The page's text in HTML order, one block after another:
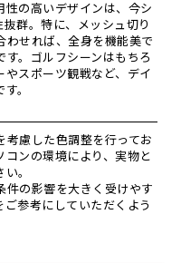
性の高いデザインは、今シ
群。特に、メッシュ切り
せれば、全身を機能美で
。ゴルフシーンはもちろ
スポーツ観戦など、デイ
。
慮した色調整を行ってお
ンの環境により、実物と
。
の影響を大きく受けやす
参考にしていただくよう